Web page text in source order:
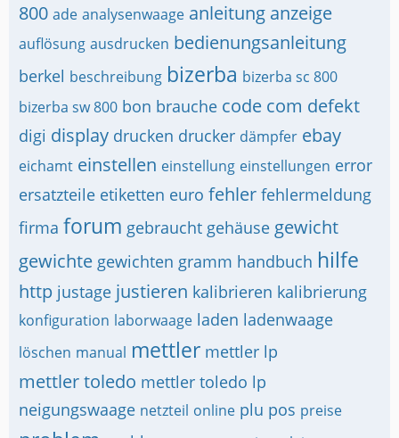
800 ade analysenwaage anleitung anzeige
auflösung ausdrucken bedienungsanleitung
berkel beschreibung bizerba bizerba sc 800
bizerba sw 800 bon brauche code com defekt
digi display drucken drucker dämpfer ebay
eichamt einstellen einstellung einstellungen error
ersatzteile etiketten euro fehler fehlermeldung
firma forum gebraucht gehäuse gewicht
gewichte gewichten gramm handbuch hilfe
http justage justieren kalibrieren kalibrierung
konfiguration laborwaage laden ladenwaage
löschen manual mettler mettler lp
mettler toledo mettler toledo lp
neigungswaage netzteil online plu pos preise